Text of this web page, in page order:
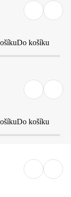
Do košíku
Do košíku